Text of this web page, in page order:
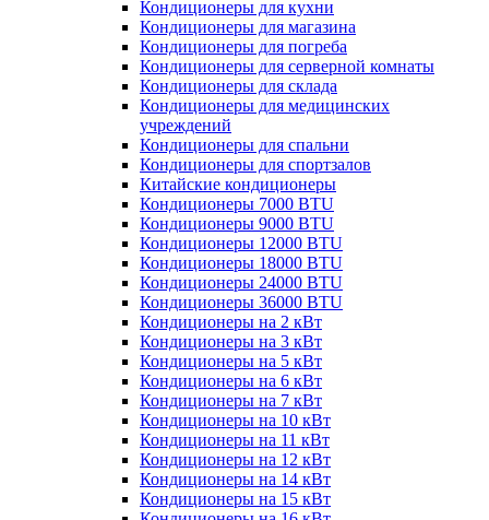
Кондиционеры для кухни
Кондиционеры для магазина
Кондиционеры для погреба
Кондиционеры для серверной комнаты
Кондиционеры для склада
Кондиционеры для медицинских
учреждений
Кондиционеры для спальни
Кондиционеры для спортзалов
Китайские кондиционеры
Кондиционеры 7000 BTU
Кондиционеры 9000 BTU
Кондиционеры 12000 BTU
Кондиционеры 18000 BTU
Кондиционеры 24000 BTU
Кондиционеры 36000 BTU
Кондиционеры на 2 кВт
Кондиционеры на 3 кВт
Кондиционеры на 5 кВт
Кондиционеры на 6 кВт
Кондиционеры на 7 кВт
Кондиционеры на 10 кВт
Кондиционеры на 11 кВт
Кондиционеры на 12 кВт
Кондиционеры на 14 кВт
Кондиционеры на 15 кВт